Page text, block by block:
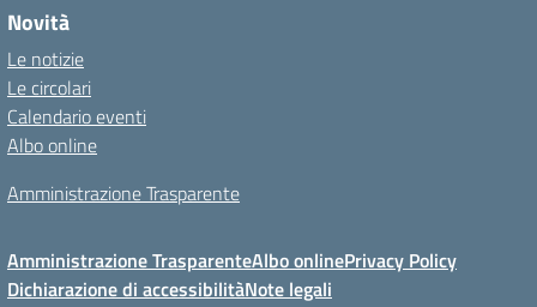
Novità
Le notizie
Le circolari
Calendario eventi
Albo online
Amministrazione Trasparente
Amministrazione TrasparenteAlbo onlinePrivacy Policy
Dichiarazione di accessibilitàNote legali